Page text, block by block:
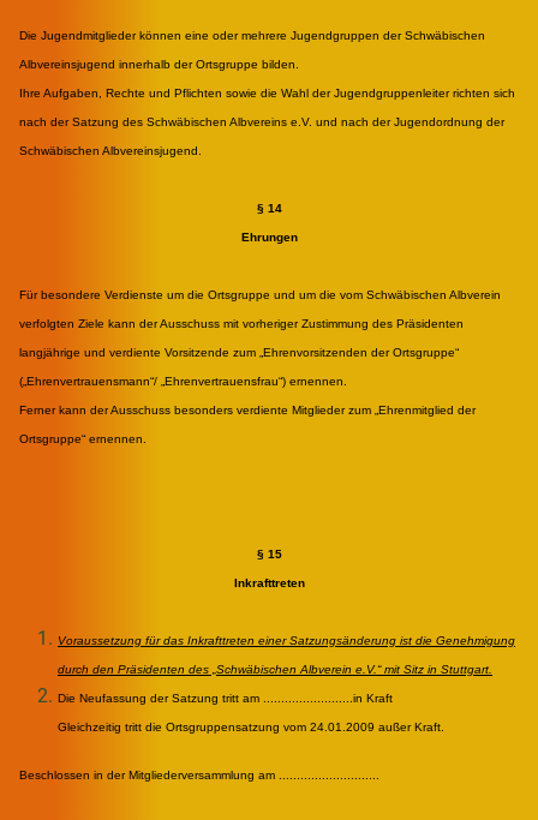
Die Jugendmitglieder können eine oder mehrere Jugendgruppen der Schwäbischen
Albvereinsjugend innerhalb der Ortsgruppe bilden.
Ihre Aufgaben, Rechte und Pflichten sowie die Wahl der Jugendgruppenleiter richten sich
nach der Satzung des Schwäbischen Albvereins e.V. und nach der Jugendordnung der
Schwäbischen Albvereinsjugend.
§ 14
Ehrungen
Für besondere Verdienste um die Ortsgruppe und um die vom Schwäbischen Albverein
verfolgten Ziele kann der Ausschuss mit vorheriger Zustimmung des Präsidenten
langjährige und verdiente Vorsitzende zum „Ehrenvorsitzenden der Ortsgruppe“
(„Ehrenvertrauensmann“/ „Ehrenvertrauensfrau“) ernennen.
Ferner kann der Ausschuss besonders verdiente Mitglieder zum „Ehrenmitglied der
Ortsgruppe“ ernennen.
§ 15
Inkrafttreten
Voraussetzung für das Inkrafttreten einer Satzungsänderung ist die Genehmigung
durch den Präsidenten des „Schwäbischen Albverein e.V.“ mit Sitz in Stuttgart.
Die Neufassung der Satzung tritt am .........................in Kraft
Gleichzeitig tritt die Ortsgruppensatzung vom 24.01.2009 außer Kraft.
Beschlossen in der Mitgliederversammlung am ............................